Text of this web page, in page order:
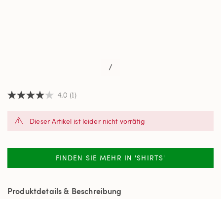
/
4.0
Sternen,
Bewertung.
Review.
Link
derselben
4.0 (1)
Dieser Artikel ist leider nicht vorrätig
FINDEN SIE MEHR IN 'SHIRTS'
Produktdetails & Beschreibung